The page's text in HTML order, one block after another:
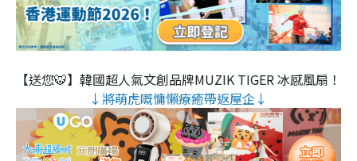
【送您🐯】韓國超人氣文創品牌MUZIK TIGER 冰感風扇！
↓將萌虎嘅慵懶療癒帶返屋企↓